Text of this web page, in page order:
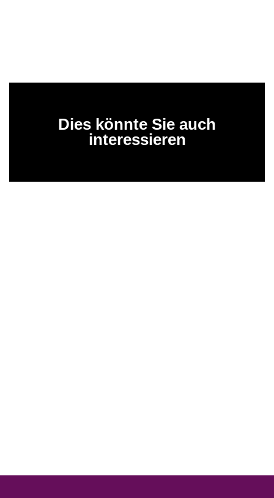
Dies könnte Sie auch
interessieren